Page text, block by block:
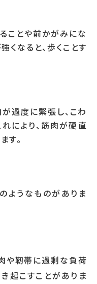
ことや前かがみにな
くなると、歩くことす
過度に緊張し、こわ
により、筋肉が硬直
す。
ようなものがありま
や靭帯に過剰な負荷
起こすことがありま